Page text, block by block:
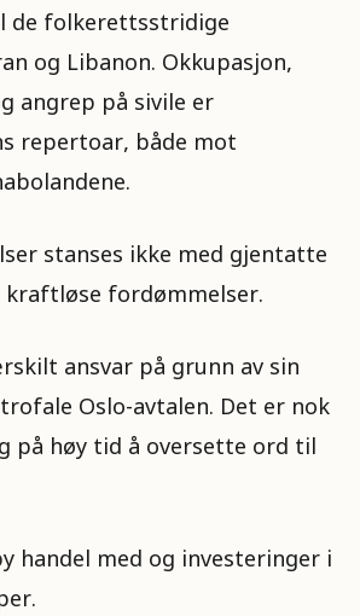
de folkerettsstridige
og Libanon. Okkupasjon,
angrep på sivile er
repertoar, både mot
stanses ikke med gjentatte
kraftløse fordømmelser.
ansvar på grunn av sin
Oslo-avtalen. Det er nok
på høy tid å oversette ord til
handel med og investeringer i